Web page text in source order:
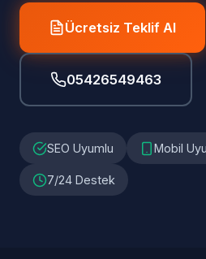
Ücretsiz Teklif Al
05426549463
SEO Uyumlu Mobil
7/24 Destek